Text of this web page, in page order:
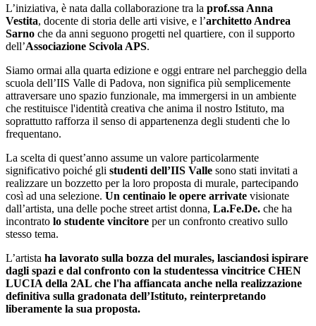
L’iniziativa, è nata dalla collaborazione tra la prof.ssa Anna
Vestita, docente di storia delle arti visive, e l’architetto Andrea
Sarno che da anni seguono progetti nel quartiere, con il supporto
dell’Associazione Scivola APS.
Siamo ormai alla quarta edizione e oggi entrare nel parcheggio della
scuola dell’IIS Valle di Padova, non significa più semplicemente
attraversare uno spazio funzionale, ma immergersi in un ambiente
che restituisce l'identità creativa che anima il nostro Istituto, ma
soprattutto rafforza il senso di appartenenza degli studenti che lo
frequentano.
La scelta di quest’anno assume un valore particolarmente
significativo poiché gli studenti dell’IIS Valle sono stati invitati a
realizzare un bozzetto per la loro proposta di murale, partecipando
così ad una selezione. Un centinaio le opere arrivate visionate
dall’artista, una delle poche street artist donna, La.Fe.De. che ha
incontrato lo studente vincitore per un confronto creativo sullo
stesso tema.
L’artista ha lavorato sulla bozza del murales, lasciandosi ispirare
dagli spazi e dal confronto con la studentessa vincitrice CHEN
LUCIA della 2AL che l'ha affiancata anche nella realizzazione
definitiva sulla gradonata dell’Istituto, reinterpretando
liberamente la sua proposta.